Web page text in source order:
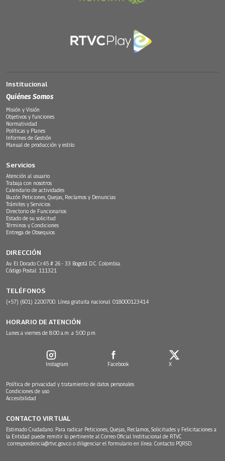
Institucional
Quiénes Somos
Misión y Visión
Objetivos y funciones
Normatividad
Políticas y Planes
Informes de Gestión
Manual de producción y estilo
Servicios
Atención al usuario
Trabaja con nosotros
Calendario de actividades
Buzón Peticiones, Quejas, Reclamos y Denuncias
Trámites y Servicios
Directorio de Funcionarios
Estado de su solicitud
Términos y Condiciones
Entrega de Obsequios
DIRECCIÓN
Av. El Dorado Cr.45 # 26 - 33 Bogotá D.C. Colombia.
Código Postal: 111321
TELÉFONOS
(+57) (601) 2200700. Línea gratuita nacional: 018000123414
HORARIO DE ATENCIÓN
Lunes a viernes de 8:00 a.m. a 5:00 p.m.
Instagram Facebook X
Política de privacidad y tratamiento de datos personales
Condiciones de uso
Accesibilidad
CONTACTO VIRTUAL
Estimado Ciudadano: Para radicar Peticiones, Quejas, Reclamos, Solicitudes y Felicitaciones a
la Entidad puede remitir lo pertinente al Correo Oficial Institucional de RTVC
correspondencia@rtvc.gov.co o diligenciar el formulario en línea: Contacto PQRSD.